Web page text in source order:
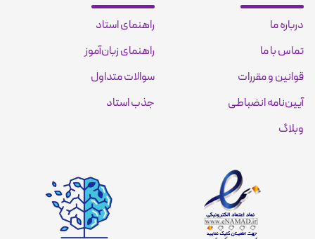
درباره ما
تماس با ما
قوانین و مقررات
آیین‌نامه انضباطی
وبلاگ
راهنمای استاد
راهنمای زبان‌آموز
سوالات متداول
جذب استاد